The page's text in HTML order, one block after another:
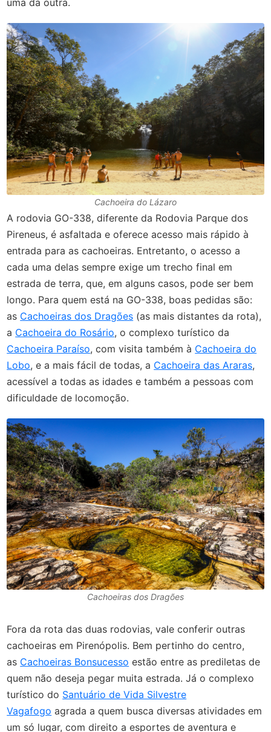
Cachoeira do Lázaro
A rodovia GO-338, diferente da Rodovia Parque dos
Pireneus, é asfaltada e oferece acesso mais rápido à
entrada para as cachoeiras. Entretanto, o acesso a
cada uma delas sempre exige um trecho final em
estrada de terra, que, em alguns casos, pode ser bem
longo. Para quem está na GO-338, boas pedidas são:
as Cachoeiras dos Dragões (as mais distantes da rota),
a Cachoeira do Rosário, o complexo turístico da
Cachoeira Paraíso, com visita também à Cachoeira do
Lobo, e a mais fácil de todas, a Cachoeira das Araras,
acessível a todas as idades e também a pessoas com
dificuldade de locomoção.
Cachoeiras dos Dragões
Fora da rota das duas rodovias, vale conferir outras
cachoeiras em Pirenópolis. Bem pertinho do centro,
as Cachoeiras Bonsucesso estão entre as prediletas de
quem não deseja pegar muita estrada. Já o complexo
turístico do Santuário de Vida Silvestre
Vagafogo agrada a quem busca diversas atividades em
um só lugar, com direito a esportes de aventura e